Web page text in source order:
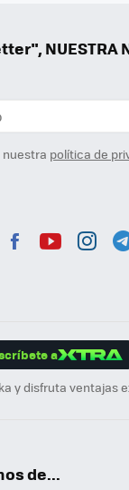
NUESTRA
política de
a
y disfruta ventajas
de...